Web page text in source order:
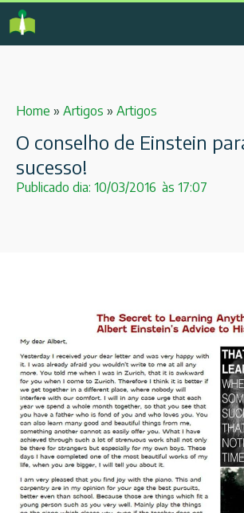
Home » Artigos » Artigos
O conselho de Einstein
sucesso!
Publicado dia: 10/03/2016 às 17:07